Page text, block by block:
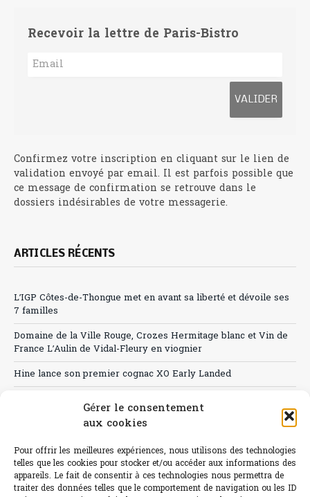
Gérer le consentement
aux cookies
Pour offrir les meilleures expériences, nous utilisons des technologies
telles que les cookies pour stocker et/ou accéder aux informations des
appareils. Le fait de consentir à ces technologies nous permettra de
traiter des données telles que le comportement de navigation ou les ID
Recevoir la lettre de Paris-Bistro
Confirmez votre inscription en cliquant sur le lien de
validation envoyé par email. Il est parfois possible que
ce message de confirmation se retrouve dans le
dossiers indésirables de votre messagerie.
ARTICLES RÉCENTS
L’IGP Côtes-de-Thongue met en avant sa liberté et dévoile ses
7 familles
Domaine de la Ville Rouge, Crozes Hermitage blanc et Vin de
France L’Aulin de Vidal-Fleury en viognier
Hine lance son premier cognac XO Early Landed
Sélection de rosés 2026